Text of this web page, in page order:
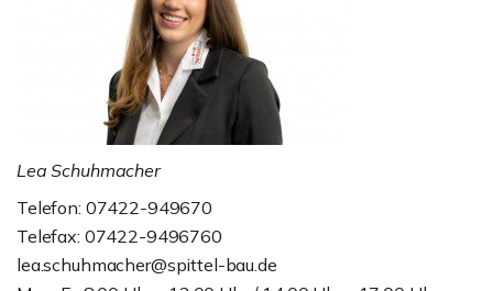
Lea Schuhmacher
Telefon: 07422-949670
Telefax: 07422-9496760
lea.schuhmacher@spittel-bau.de